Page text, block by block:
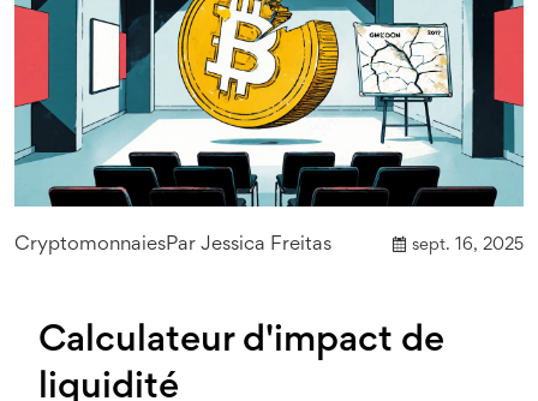
CryptomonnaiesPar Jessica Freitas sept. 16, 2025
Calculateur d'impact de
liquidité